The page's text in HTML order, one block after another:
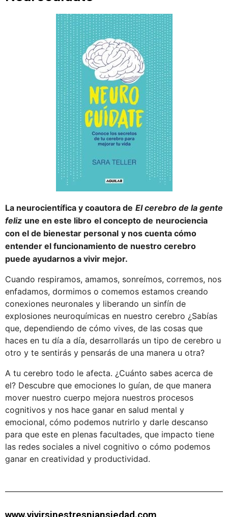
La neurocientífica y coautora de El cerebro de la gente
feliz une en este libro el concepto de neurociencia
con el de bienestar personal y nos cuenta cómo
entender el funcionamiento de nuestro cerebro
puede ayudarnos a vivir mejor.
Cuando respiramos, amamos, sonreímos, corremos, nos
enfadamos, dormimos o comemos estamos creando
conexiones neuronales y liberando un sinfín de
explosiones neuroquímicas en nuestro cerebro ¿Sabías
que, dependiendo de cómo vives, de las cosas que
haces en tu día a día, desarrollarás un tipo de cerebro u
otro y te sentirás y pensarás de una manera u otra?
A tu cerebro todo le afecta. ¿Cuánto sabes acerca de
el? Descubre que emociones lo guían, de que manera
mover nuestro cuerpo mejora nuestros procesos
cognitivos y nos hace ganar en salud mental y
emocional, cómo podemos nutrirlo y darle descanso
para que este en plenas facultades, que impacto tiene
las redes sociales a nivel cognitivo o cómo podemos
ganar en creatividad y productividad.